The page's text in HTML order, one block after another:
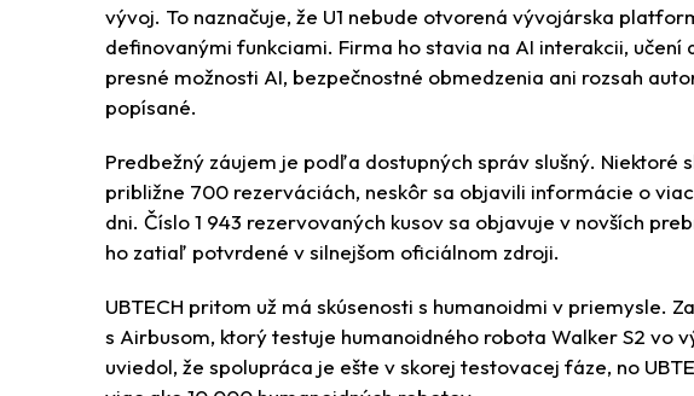
vývoj. To naznačuje, že U1 nebude otvorená vývojárska
definovanými funkciami. Firma ho stavia na AI interakcii,
presné možnosti AI, bezpečnostné obmedzenia ani rozsah
popísané.
Predbežný záujem je podľa dostupných správ slušný. Niektoré
približne 700 rezerváciách, neskôr sa objavili informácie o
dni. Číslo 1 943 rezervovaných kusov sa objavuje v novších
ho zatiaľ potvrdené v silnejšom oficiálnom zdroji.
UBTECH pritom už má skúsenosti s humanoidmi v priemysle.
s Airbusom, ktorý testuje humanoidného robota Walker S2 vo
uviedol, že spolupráca je ešte v skorej testovacej fáze, no